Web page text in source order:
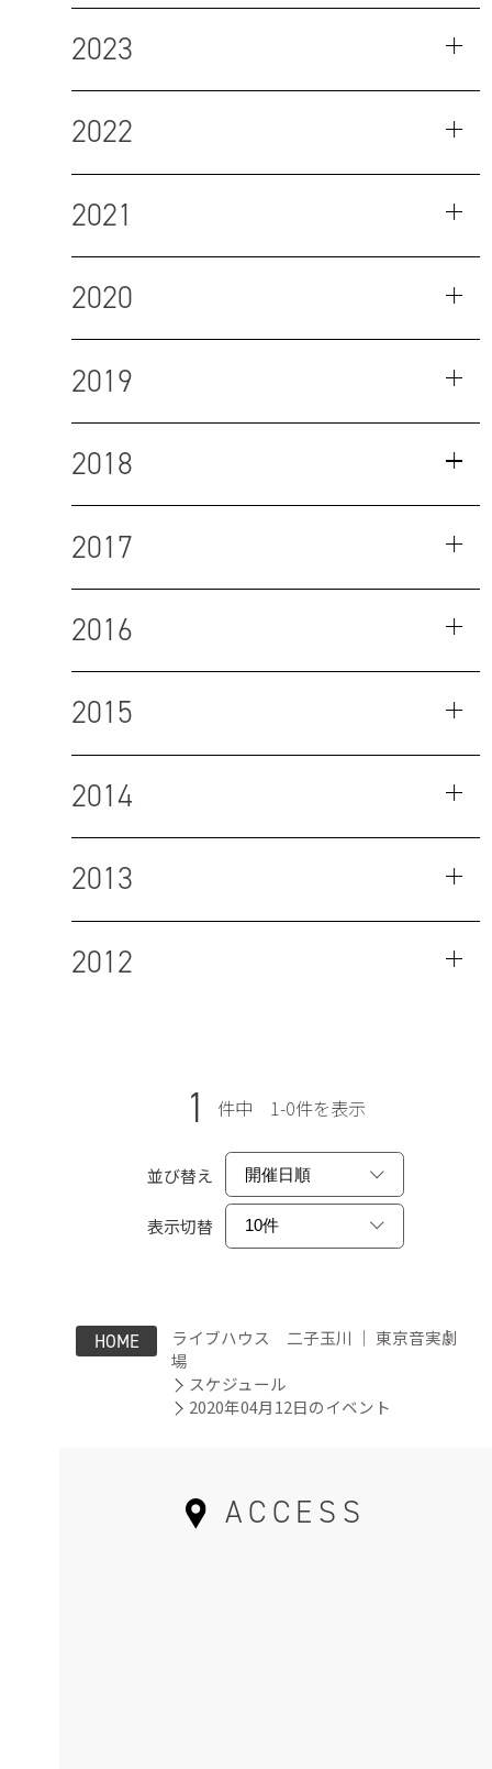
2023
2022
2021
2020
2019
2018
2017
2016
2015
2014
2013
2012
1 件中 1-0件を表示
並び替え
表示切替
HOME
ライブハウス 二子玉川 ｜ 東京音実劇
場
スケジュール
2020年04月12日のイベント
ACCESS